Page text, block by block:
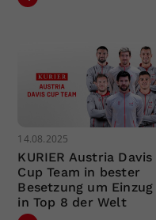
14.08.2025
KURIER Austria Davis
Cup Team in bester
Besetzung um Einzug
in Top 8 der Welt